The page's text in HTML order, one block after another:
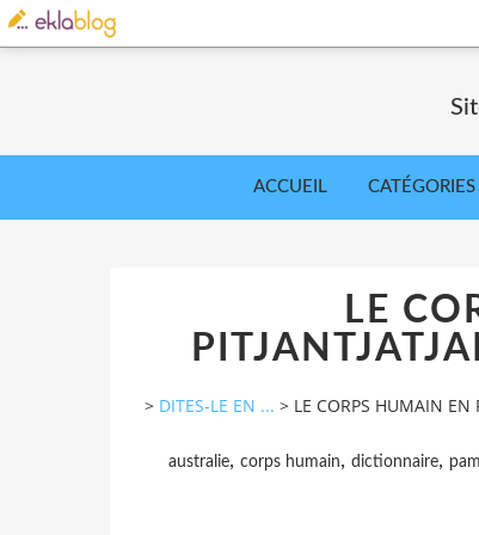
ACCUEIL
LE
> DITES-LE EN ... > LE CORPS HUMAIN EN
australie, corps humain, dictionnaire,